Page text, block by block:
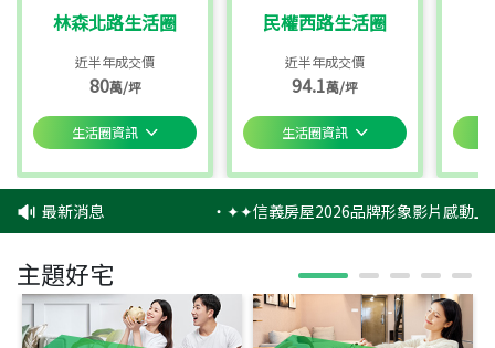
林森北路生活圈
近半年成交價
80萬/坪
生活圈資訊
民權西路生活圈
近半年成交價
94.1萬/坪
生活圈資訊
最新消息 ‧✦✦信義房屋2026品牌形象影片感動上
主題好宅